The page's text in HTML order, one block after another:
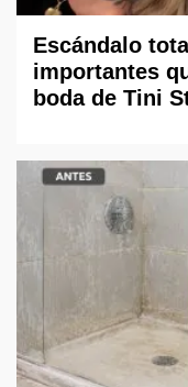
Escándalo
importantes
boda de Tini